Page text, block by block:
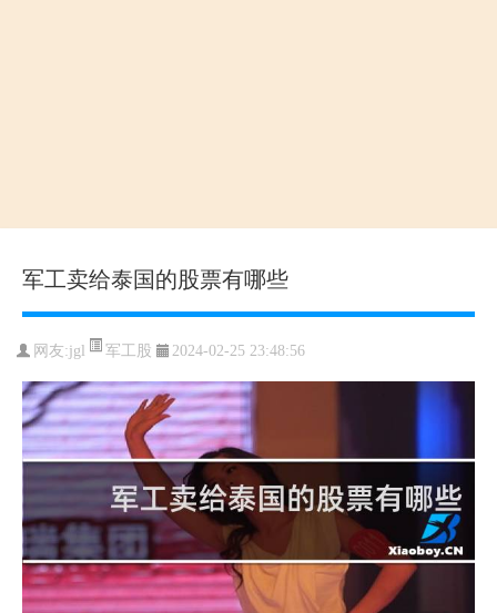
军工卖给泰国的股票有哪些
网友:jgl 军工股 2024-02-25 23:48:56